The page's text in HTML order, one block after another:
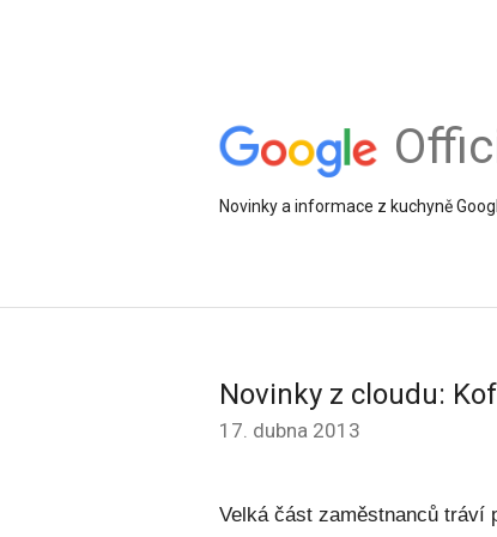
Novinky a informace z kuchyně
Novinky z cloudu:
17. dubna 2013
Velká část zaměstnanců tráví